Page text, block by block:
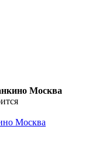
Москва
Москва